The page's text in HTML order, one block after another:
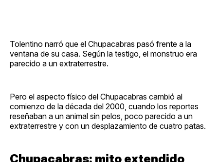
Tolentino narró que el Chupacabras pasó frente a la
ventana de su casa. Según la testigo, el monstruo era
parecido a un extraterrestre.
Pero el aspecto físico del Chupacabras cambió al
comienzo de la década del 2000, cuando los reportes
reseñaban a un animal sin pelos, poco parecido a un
extraterrestre y con un desplazamiento de cuatro patas.
Chupacabras: mito extendido